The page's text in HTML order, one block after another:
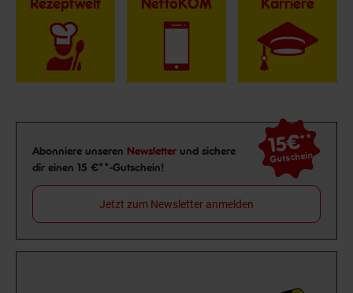
Newsletter Anmeldung
Abonniere unseren Newsletter und sichere
dir einen 15 €**-Gutschein!
15€**
Gutschein
Jetzt zum Newsletter anmelden